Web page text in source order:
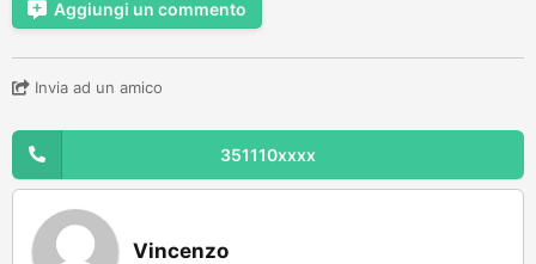
Aggiungi un commento
Invia ad un amico
351110xxxx
Vincenzo